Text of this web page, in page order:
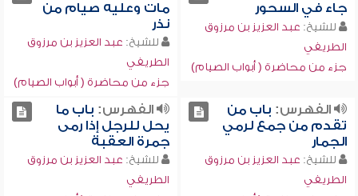
جاء في السحور
للشيخ: عبد العزيز بن مرزوق
الطريفي
جزء من محاضرة ( أبواب الصيام)
مات وعليه صيام من
نذر
للشيخ: عبد العزيز بن مرزوق
الطريفي
جزء من محاضرة ( أبواب الصيام)
الفهرس: باب من
تقدم من جمع لرمي
الجمار
للشيخ: عبد العزيز بن مرزوق
الطريفي
الفهرس: باب ما
يحل للرجل إذا رمى
جمرة العقبة
للشيخ: عبد العزيز بن مرزوق
الطريفي